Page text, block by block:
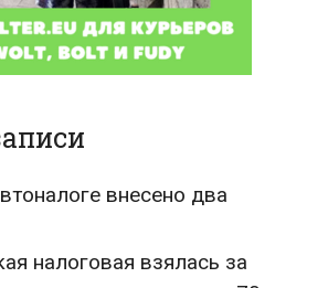
внесено два
налоговая взялась за